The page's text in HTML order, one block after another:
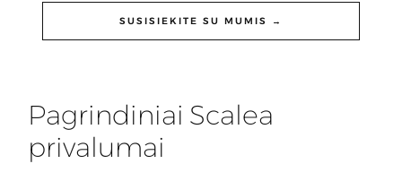
SUSISIEKITE SU MUMIS →
Pagrindiniai Scalea
privalumai